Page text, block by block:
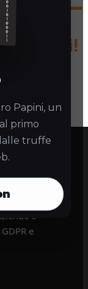
Papini, un
primo
truffe
e
e